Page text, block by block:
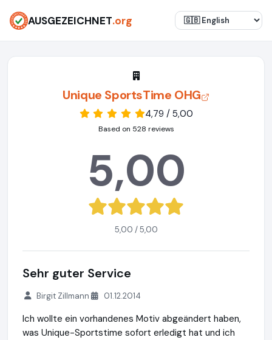
AUSGEZEICHNET.org
Unique SportsTime OHG
4,79 / 5,00
Based on 528 reviews
5,00
5,00 / 5,00
Sehr guter Service
Birgit Zillmann 01.12.2014
Ich wollte ein vorhandenes Motiv abgeändert haben,
was Unique-Sportstime sofort erledigt hat und ich